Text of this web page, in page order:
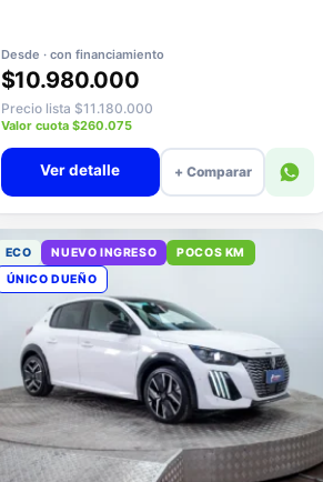
Desde · con financiamiento
$10.980.000
Precio lista $11.180.000
Valor cuota $260.075
+ Comparar
ECO NUEVO INGRESO
ÚNICO DUEÑO